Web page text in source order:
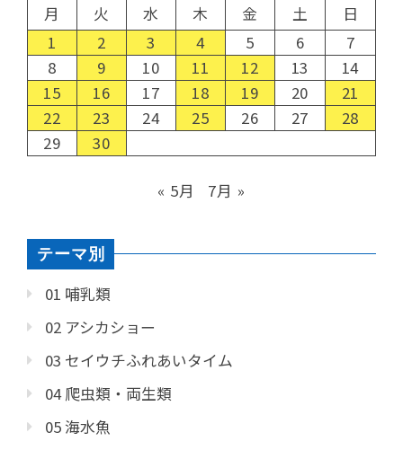
月 火 水 木 金 土
日
1
2 3 4 5 6
7
8
9 10 11 12 13
14
15
16 17 18 19 20
21
22
23 24 25 26 27
28
29
30
« 5月 7月 »
テーマ別
01 哺乳類
02 アシカショー
03 セイウチふれあいタイム
04 爬虫類・両生類
05 海水魚